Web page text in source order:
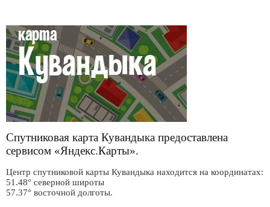
Спутниковая карта Кувандыка предоставлена
сервисом «Яндекс.Карты».
Центр спутниковой карты Кувандыка находится на координатах:
51.48° северной широты
57.37° восточной долготы.